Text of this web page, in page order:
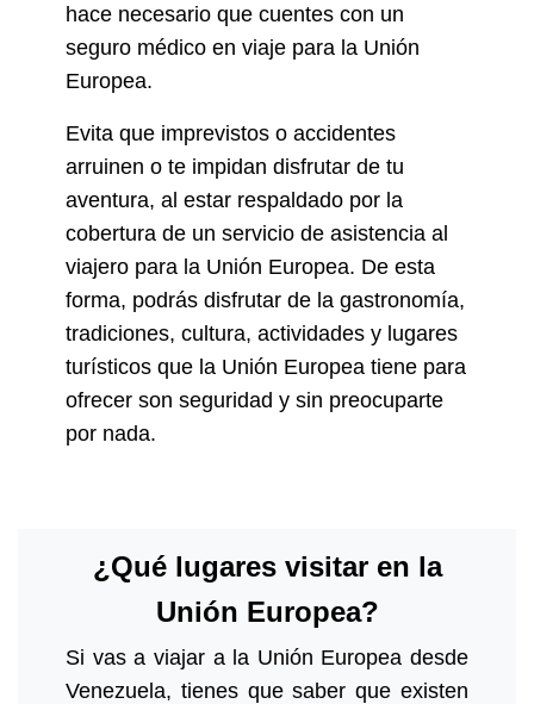
hace necesario que cuentes con un
seguro médico en viaje para la Unión
Europea.
Evita que imprevistos o accidentes
arruinen o te impidan disfrutar de tu
aventura, al estar respaldado por la
cobertura de un servicio de asistencia al
viajero para la Unión Europea. De esta
forma, podrás disfrutar de la gastronomía,
tradiciones, cultura, actividades y lugares
turísticos que la Unión Europea tiene para
ofrecer son seguridad y sin preocuparte
por nada.
¿Qué lugares visitar en la
Unión Europea?
Si vas a viajar a la Unión Europea desde
Venezuela, tienes que saber que existen